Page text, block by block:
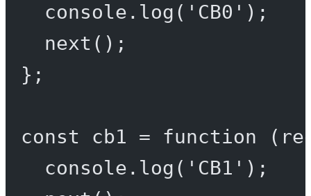
console. log ( 'CB0' );
next ();
};
const cb1 = function (
console. log ( 'CB1' );